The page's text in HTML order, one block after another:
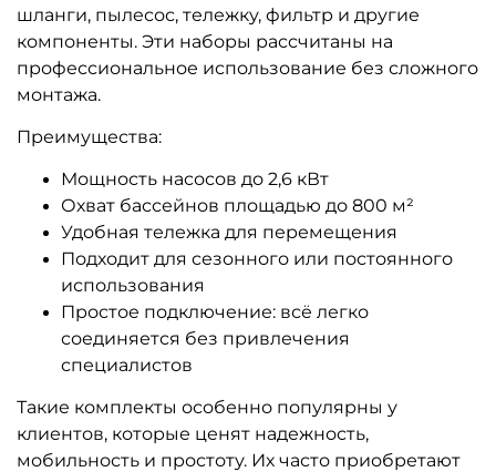
шланги, пылесос, тележку, фильтр и другие
компоненты. Эти наборы рассчитаны на
профессиональное использование без сложного
монтажа.
Преимущества:
Мощность насосов до 2,6 кВт
Охват бассейнов площадью до 800 м²
Удобная тележка для перемещения
Подходит для сезонного или постоянного
использования
Простое подключение: всё легко
соединяется без привлечения
специалистов
Такие комплекты особенно популярны у
клиентов, которые ценят надежность,
мобильность и простоту. Их часто приобретают